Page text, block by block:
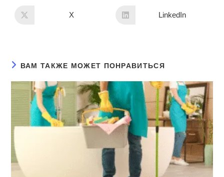
X LinkedIn
ВАМ ТАКЖЕ МОЖЕТ ПОНРАВИТЬСЯ